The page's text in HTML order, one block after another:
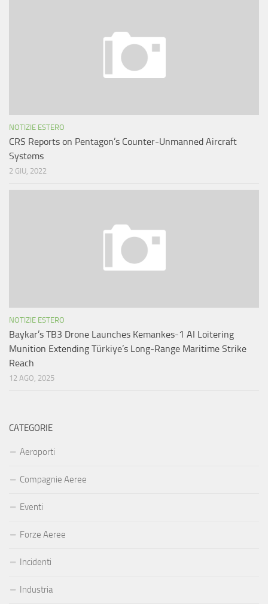
NOTIZIE ESTERO
CRS Reports on Pentagon’s Counter-Unmanned Aircraft
Systems
2 GIU, 2022
NOTIZIE ESTERO
Baykar’s TB3 Drone Launches Kemankes-1 AI Loitering
Munition Extending Türkiye’s Long-Range Maritime Strike
Reach
12 AGO, 2025
CATEGORIE
Aeroporti
Compagnie Aeree
Eventi
Forze Aeree
Incidenti
Industria